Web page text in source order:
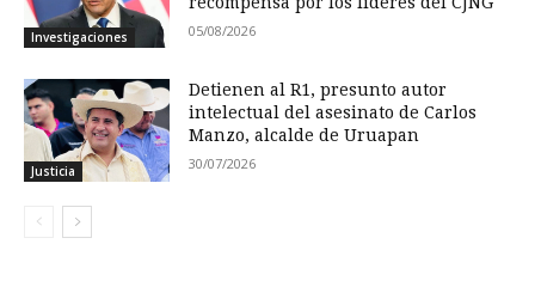
Investigaciones 05/08/2026
Justicia
Detienen al R1, presunto autor
intelectual del asesinato de Carlos
Manzo, alcalde de Uruapan
30/07/2026